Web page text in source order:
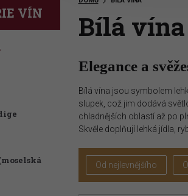
ProWine Group!
vynikajících vín "
VÍN Bílá vína
Elegance a
Bílá vína jsou symbolem
slupek, což jim dodává
chladnějších oblastí až po
Skvěle doplňují lehká jídla,
Od nejlevnějšího